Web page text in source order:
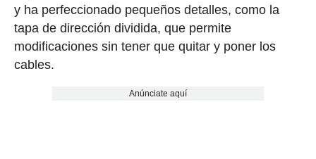
y ha perfeccionado pequeños detalles, como la
tapa de dirección dividida, que permite
modificaciones sin tener que quitar y poner los
cables.
Anúnciate aquí